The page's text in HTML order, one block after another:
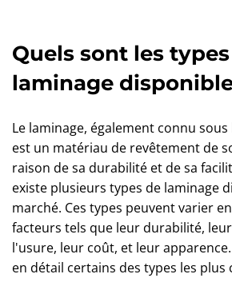
Quels sont les
laminage
Le laminage, également connu
est un matériau de revêtement de
raison de sa durabilité et de sa
existe plusieurs types de laminage
marché. Ces types peuvent varier
facteurs tels que leur durabilité,
l'usure, leur coût, et leur
en détail certains des types les plus